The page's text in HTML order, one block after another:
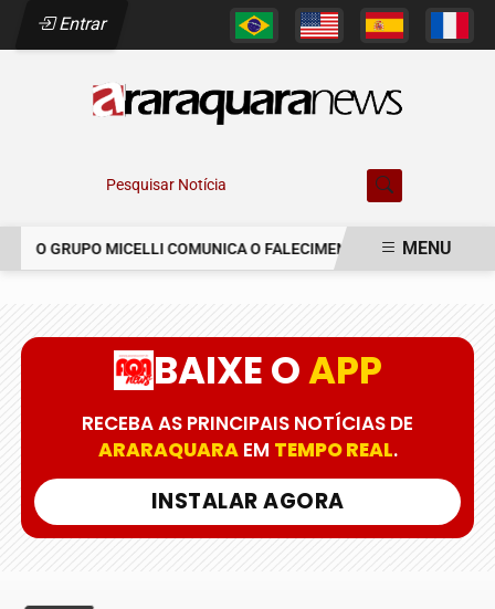
Entrar
Pesquisar Notícia
O GRUPO MICELLI COMUNICA O FALECIMENTO DO SR. MARCELO
MENU
BAIXE OAPP
RECEBA AS PRINCIPAIS NOTÍCIAS DE
ARARAQUARAEM TEMPO REAL.
INSTALAR AGORA